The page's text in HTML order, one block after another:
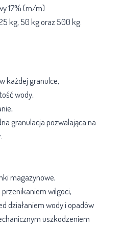
17% (m/m)
kg, 50 kg oraz 500 kg.
każdej granulce,
wody,
granulacja pozwalająca na
magazynowe,
wilgoci,
działaniem wody i opadów
uszkodzeniem